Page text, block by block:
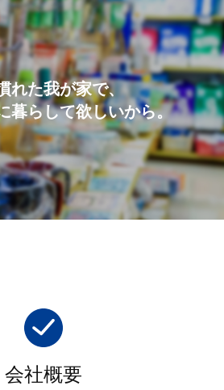
れた我が家で、
暮らして欲しいから。
会社概要